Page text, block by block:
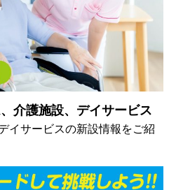
介護施設、デイサービス
イサービスの新設情報をご紹